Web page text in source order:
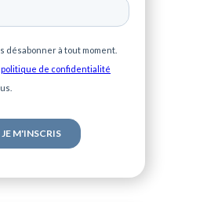
désabonner à tout moment.
politique de confidentialité